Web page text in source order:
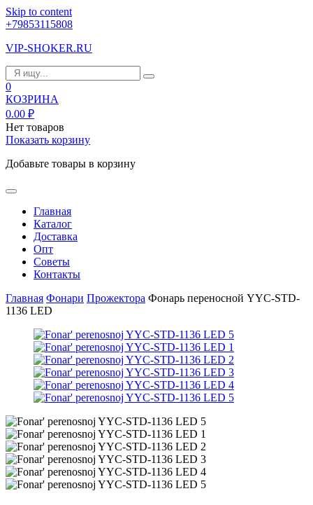
Skip to content
+79853115808
VIP-SHOKER.RU
0
КОЗРИНА
0.00 ₽
Нет товаров
Показать корзину
Добавьте товары в корзину
Главная
Каталог
Доставка
Опт
Советы
Контакты
Главная Фонари Прожектора Фонарь переносной YYC-STD-
1136 LED